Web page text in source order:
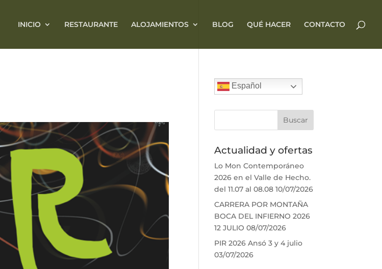
INICIO RESTAURANTE ALOJAMIENTOS BLOG QUÉ HACER CONTACTO
Español
Actualidad y ofertas
Lo Mon Contemporáneo
2026 en el Valle de Hecho.
del 11.07 al 08.08 10/07/2026
CARRERA POR MONTAÑA
BOCA DEL INFIERNO 2026
12 JULIO 08/07/2026
PIR 2026 Ansó 3 y 4 julio
03/07/2026